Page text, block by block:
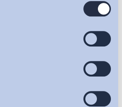
è irreversibile: persino
Ma la luna di miele in Italia,
in Formazione della persona